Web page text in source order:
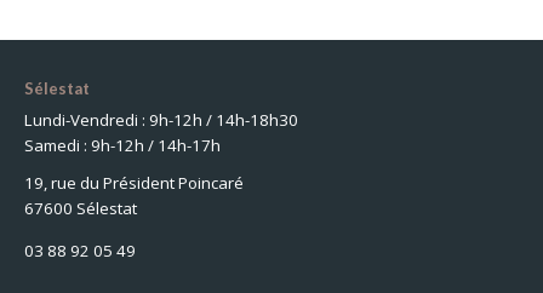
Sélestat
Lundi-Vendredi : 9h-12h / 14h-18h30
Samedi : 9h-12h / 14h-17h
19, rue du Président Poincaré
67600 Sélestat
03 88 92 05 49